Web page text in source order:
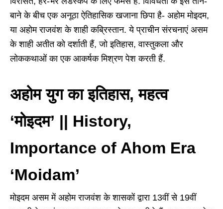
बाने के बीच एक अनूठा ऐतिहासिक खजाना छिपा है- अहोम मोइदम,
या अहोम राजवंश के शाही कब्रिस्तान. ये प्राचीन संरचनाएं असम
के शाही अतीत को दर्शाती हैं, जो इतिहास, वास्तुकला और
लोककथाओं का एक आकर्षक मिश्रण पेश करती हैं.
अहोम युग का इतिहास, महत्व
‘मोइदम’ || History,
Importance of Ahom Era
‘Moidam’
मोइदम असम में अहोम राजवंश के शासकों द्वारा 13वीं से 19वीं